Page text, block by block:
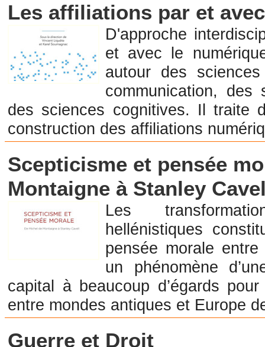
Les affiliations par et
D'approche
et avec le
autour des
communication, des
des sciences cognitives. Il traite
construction des affiliations
Scepticisme et pensée
Montaigne à Stanley
Les
hellénistiques
pensée morale
un phénomène
capital à beaucoup d’égards
entre mondes antiques et Europe
Guerre et Droit